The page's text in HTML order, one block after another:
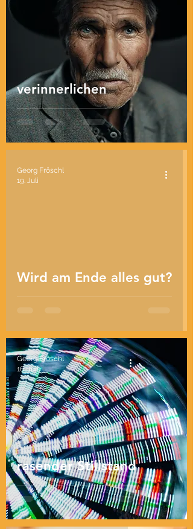
verinnerlichen
Wird am Ende alles gut?
Georg Fröschl
19. Juli
rasender Stillstand
Georg Fröschl
16. Juli